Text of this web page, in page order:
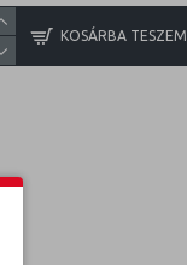
KOSÁRBA TESZEM